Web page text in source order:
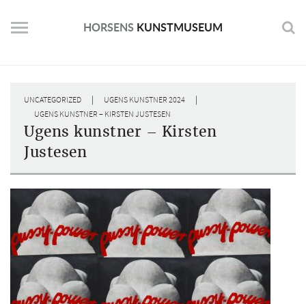
content
HORSENS KUNSTMUSEUM
UNCATEGORIZED | UGENS KUNSTNER 2024 |
UGENS KUNSTNER – KIRSTEN JUSTESEN
Ugens kunstner – Kirsten
Justesen